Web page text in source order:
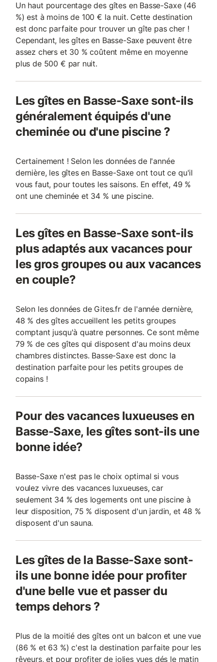
Un haut pourcentage des gîtes en Basse-Saxe (46
%) est à moins de 100 € la nuit. Cette destination
est donc parfaite pour trouver un gîte pas cher !
Cependant, les gîtes en Basse-Saxe peuvent être
assez chers et 30 % coûtent même en moyenne
plus de 500 € par nuit.
Les gîtes en Basse-Saxe sont-ils
généralement équipés d'une
cheminée ou d'une piscine ?
Certainement ! Selon les données de l'année
dernière, les gîtes en Basse-Saxe ont tout ce qu'il
vous faut, pour toutes les saisons. En effet, 49 %
ont une cheminée et 34 % une piscine.
Les gîtes en Basse-Saxe sont-ils
plus adaptés aux vacances pour
les gros groupes ou aux vacances
en couple?
Selon les données de Gites.fr de l'année dernière,
48 % des gîtes accueillent les petits groupes
comptant jusqu'à quatre personnes. Ce sont même
79 % de ces gîtes qui disposent d'au moins deux
chambres distinctes. Basse-Saxe est donc la
destination parfaite pour les petits groupes de
copains !
Pour des vacances luxueuses en
Basse-Saxe, les gîtes sont-ils une
bonne idée?
Basse-Saxe n'est pas le choix optimal si vous
voulez vivre des vacances luxueuses, car
seulement 34 % des logements ont une piscine à
leur disposition, 75 % disposent d'un jardin, et 48 %
disposent d'un sauna.
Les gîtes de la Basse-Saxe sont-
ils une bonne idée pour profiter
d'une belle vue et passer du
temps dehors ?
Plus de la moitié des gîtes ont un balcon et une vue
(86 % et 63 %) c'est la destination parfaite pour les
rêveurs, et pour profiter de jolies vues dés le matin